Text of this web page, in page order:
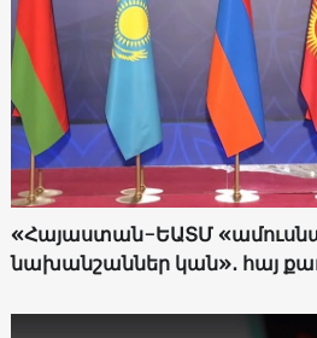
«Հայաստան-ԵԱՏՄ
նախանշաններ կան»․ հայ